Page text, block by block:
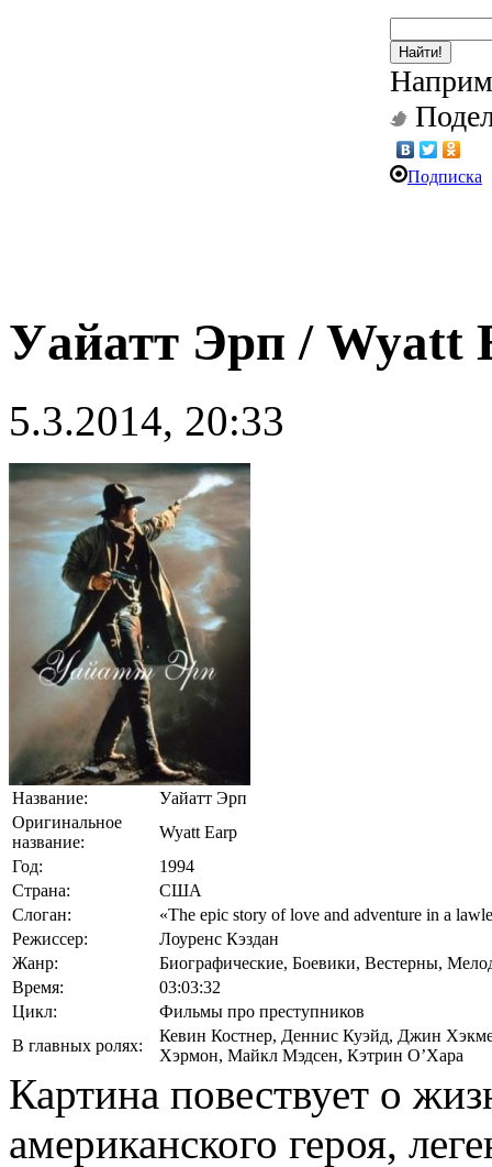
Найти!
Подписка
Уайатт Эрп / Wyatt
5.3.2014, 20:33
Название:
Уайатт Эрп
Оригинальное
название:
Wyatt Earp
Год:
1994
Страна:
США
Слоган:
«The epic story of love and adventure in a
Режиссер:
Лоуренс Кэздан
Жанр:
Биографические, Боевики, Вестерны,
Время:
03:03:32
Цикл:
Фильмы про преступников
В главных ролях:
Кевин Костнер, Деннис Куэйд, Джин
Хэрмон, Майкл Мэдсен, Кэтрин О’Хара
Картина повествует о
американского героя,